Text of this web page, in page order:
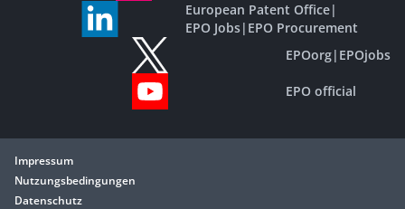
European Patent Office|
EPO Jobs| EPO Procurement
EPOorg| EPOjobs
EPO official
Impressum
Nutzungsbedingungen
Datenschutz